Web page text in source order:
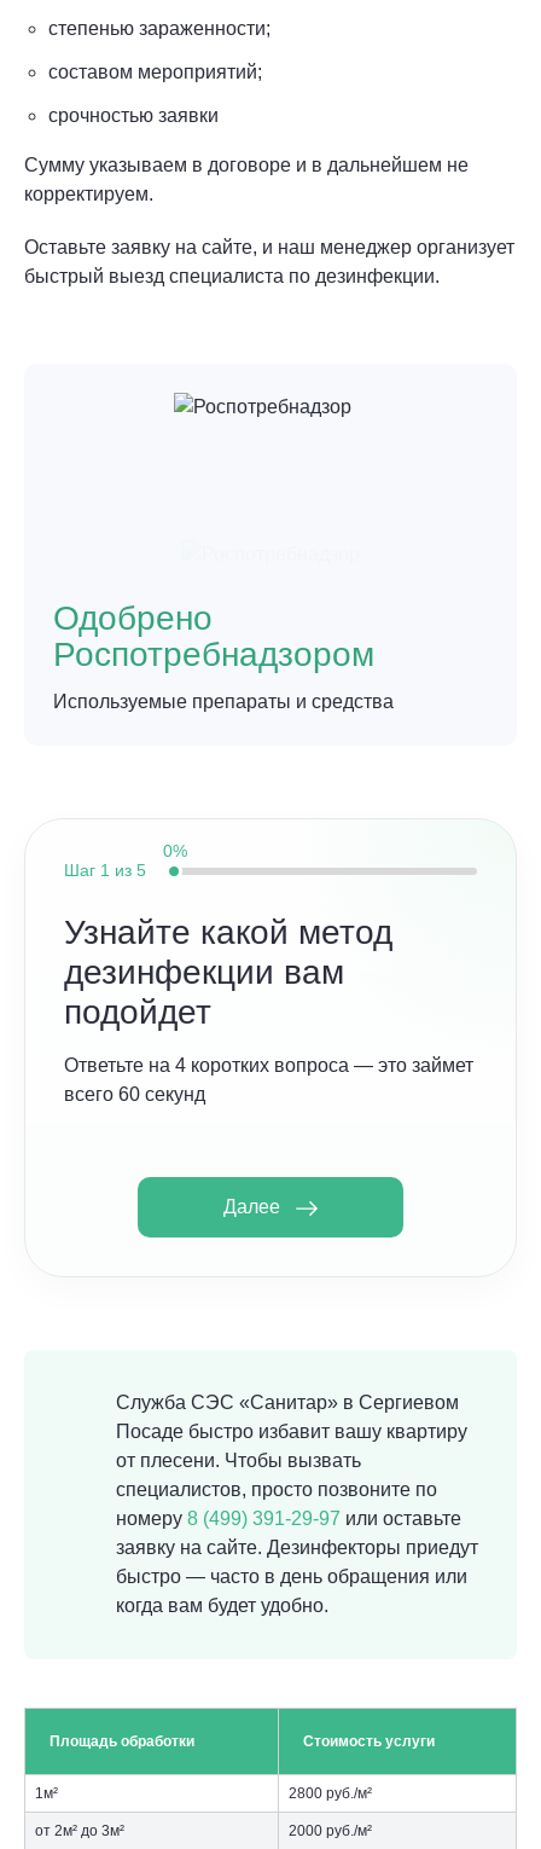
степенью зараженности;
составом мероприятий;
срочностью заявки
Сумму указываем в договоре и в дальнейшем не
корректируем.
Оставьте заявку на сайте, и наш менеджер организует
быстрый выезд специалиста по дезинфекции.
Одобрено
Роспотребнадзором
Используемые препараты и средства
Шаг 1 из 5
0%
Узнайте какой метод
дезинфекции вам
подойдет
Ответьте на 4 коротких вопроса — это займет
всего 60 секунд
Далее
Служба СЭС «Санитар» в Сергиевом
Посаде быстро избавит вашу квартиру
от плесени. Чтобы вызвать
специалистов, просто позвоните по
номеру 8 (499) 391-29-97 или оставьте
заявку на сайте. Дезинфекторы приедут
быстро — часто в день обращения или
когда вам будет удобно.
Площадь обработки Стоимость услуги
1м² 2800 руб./м²
от 2м² до 3м² 2000 руб./м²